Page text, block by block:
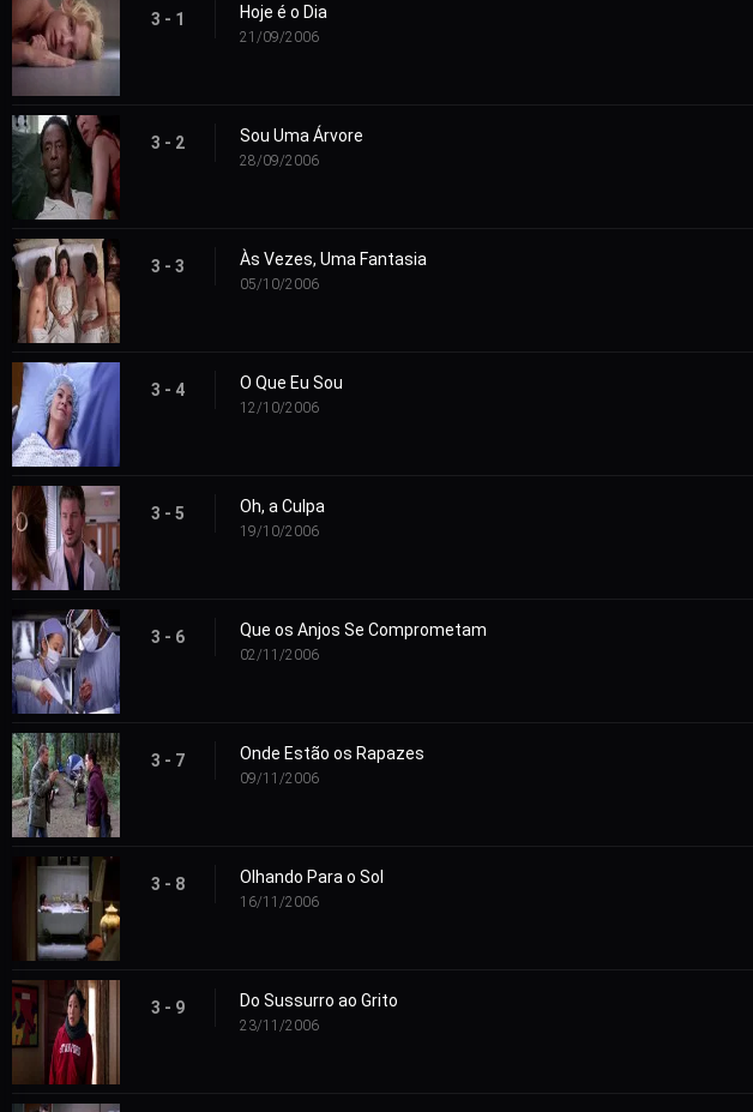
3 - 1 Hoje é o Dia
21/09/2006
3 - 2 Sou Uma Árvore
28/09/2006
3 - 3 Às Vezes, Uma Fantasia
05/10/2006
3 - 4 O Que Eu Sou
12/10/2006
3 - 5 Oh, a Culpa
19/10/2006
3 - 6 Que os Anjos Se Comprometam
02/11/2006
3 - 7 Onde Estão os Rapazes
09/11/2006
3 - 8 Olhando Para o Sol
16/11/2006
3 - 9 Do Sussurro ao Grito
23/11/2006